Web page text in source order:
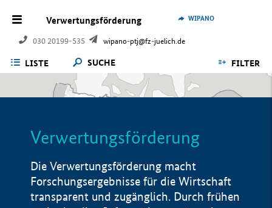
Verwertungsförderung
030 20199-535 wipano-ptj@fz-juelich.de
WIPANO
LISTE SUCHE FILTER
Verwertungsförderung
Die Verwertungsförderung macht
Forschungsergebnisse für die Wirtschaft
transparent und zugänglich. Durch frühen